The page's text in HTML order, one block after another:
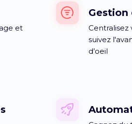
et
Gestion
Centralisez
suivez
d’oeil